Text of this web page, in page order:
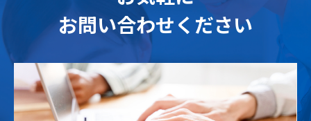
お問い合わせください